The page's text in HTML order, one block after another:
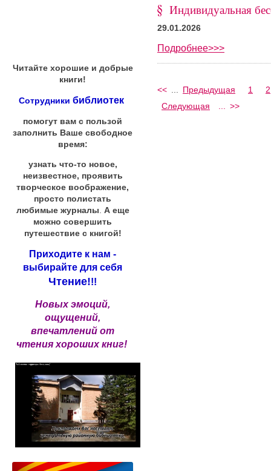
Индивидуальная
29.01.2026
Подробнее>>>
<< Предыдущая 1
2
Следующая
>>
Читайте хорошие и добрые
книги!
Сотрудники библиотек
помогут вам с пользой
заполнить Ваше свободное
время:
узнать что-то новое,
неизвестное, проявить
творческое воображение,
просто полистать
любимые журналы А еще
можно совершить
путешествие с книгой!
Приходите к нам -
выбирайте для себя
Чтение!!!
Новых эмоций,
ощущений,
впечатлений от
чтения хороших книг!